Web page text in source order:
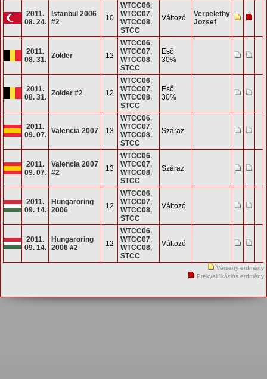
2011.
08. 24.
Istanbul 2006
#2
10
WTCC06,
WTCC07,
WTCC08,
STCC
Változó
Verpelethy
Jozsef
2011.
08. 31.
Zolder 12
WTCC06,
WTCC07,
WTCC08,
STCC
Eső
30%
2011.
08. 31.
Zolder #2 12
WTCC06,
WTCC07,
WTCC08,
STCC
Eső
30%
2011.
09. 07.
Valencia 2007 13
WTCC06,
WTCC07,
WTCC08,
STCC
Száraz
2011.
09. 07.
Valencia 2007
#2
13
WTCC06,
WTCC07,
WTCC08,
STCC
Száraz
2011.
09. 14.
Hungaroring
2006
12
WTCC06,
WTCC07,
WTCC08,
STCC
Változó
2011.
09. 14.
Hungaroring
2006 #2
12
WTCC06,
WTCC07,
WTCC08,
STCC
Változó
Verseny erdmény
Prekvalifikációs erdmény